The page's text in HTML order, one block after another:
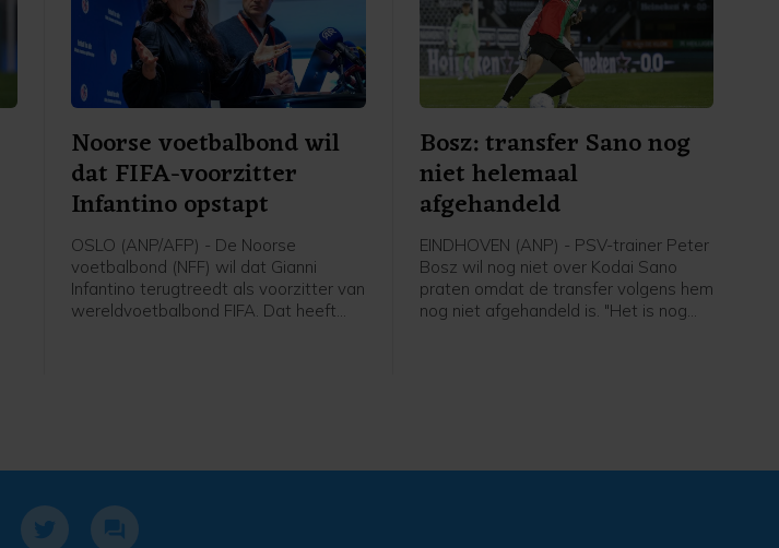
Noorse voetbalbond wil
dat FIFA-voorzitter
Infantino opstapt
OSLO (ANP/AFP) - De Noorse
voetbalbond (NFF) wil dat Gianni
Infantino terugtreedt als voorzitter van
wereldvoetbalbond FIFA. Dat heeft
Bosz: transfer Sano nog
niet helemaal
afgehandeld
EINDHOVEN (ANP) - PSV-trainer Peter
Bosz wil nog niet over Kodai Sano
praten omdat de transfer volgens hem
nog niet afgehandeld is. "Het is nog